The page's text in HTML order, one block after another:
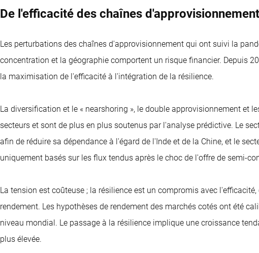
De l'efficacité des chaînes
Les perturbations des chaînes d'approvisionnement qui ont suivi la
concentration et la géographie comportent un risque financier. Depuis
la maximisation de l'efficacité à l'intégration de la résilience.
La diversification et le « nearshoring », le double approvisionnement et
secteurs et sont de plus en plus soutenus par l'analyse prédictive. Le
afin de réduire sa dépendance à l'égard de l'Inde et de la Chine, et le
uniquement basés sur les flux tendus après le choc de l'offre de semi-
La tension est coûteuse ; la résilience est un compromis avec
rendement. Les hypothèses de rendement des marchés cotés ont été
niveau mondial. Le passage à la résilience implique une croissance
plus élevée.